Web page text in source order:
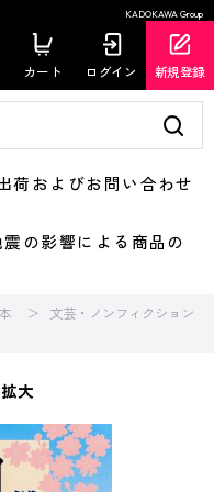
KADOKAWA Group
カート ログイン 新規登録
およびお問い合わせ
の影響による商品の
文芸・ノンフィクション
大